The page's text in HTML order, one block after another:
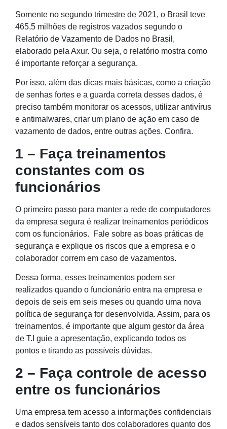
Somente no segundo trimestre de 2021, o Brasil teve
465,5 milhões de registros vazados segundo o
Relatório de Vazamento de Dados no Brasil,
elaborado pela Axur. Ou seja, o relatório mostra como
é importante reforçar a segurança.
Por isso, além das dicas mais básicas, como a criação
de senhas fortes e a guarda correta desses dados, é
preciso também monitorar os acessos, utilizar antivírus
e antimalwares, criar um plano de ação em caso de
vazamento de dados, entre outras ações. Confira.
1 – Faça treinamentos
constantes com os
funcionários
O primeiro passo para manter a rede de computadores
da empresa segura é realizar treinamentos periódicos
com os funcionários. Fale sobre as boas práticas de
segurança e explique os riscos que a empresa e o
colaborador correm em caso de vazamentos.
Dessa forma, esses treinamentos podem ser
realizados quando o funcionário entra na empresa e
depois de seis em seis meses ou quando uma nova
política de segurança for desenvolvida. Assim, para os
treinamentos, é importante que algum gestor da área
de T.I guie a apresentação, explicando todos os
pontos e tirando as possíveis dúvidas.
2 – Faça controle de acesso
entre os funcionários
Uma empresa tem acesso a informações confidenciais
e dados sensíveis tanto dos colaboradores quanto dos